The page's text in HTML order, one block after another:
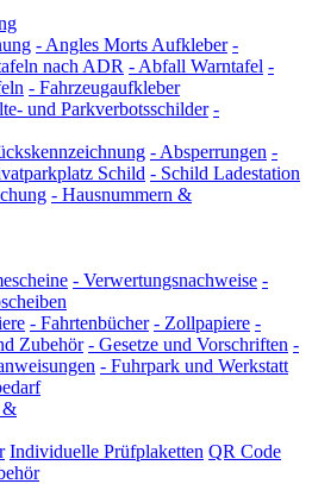
- Angles Morts Aufkleber -
nach ADR - Abfall Warntafel -
- Fahrzeugaufkleber
und Parkverbotsschilder -
- Absperrungen -
Schild - Schild Ladestation
- Hausnummern &
- Verwertungsnachweise -
- Fahrtenbücher - Zollpapiere -
Zubehör - Gesetze und Vorschriften -
- Fuhrpark und Werkstatt
&
Individuelle Prüfplaketten QR Code